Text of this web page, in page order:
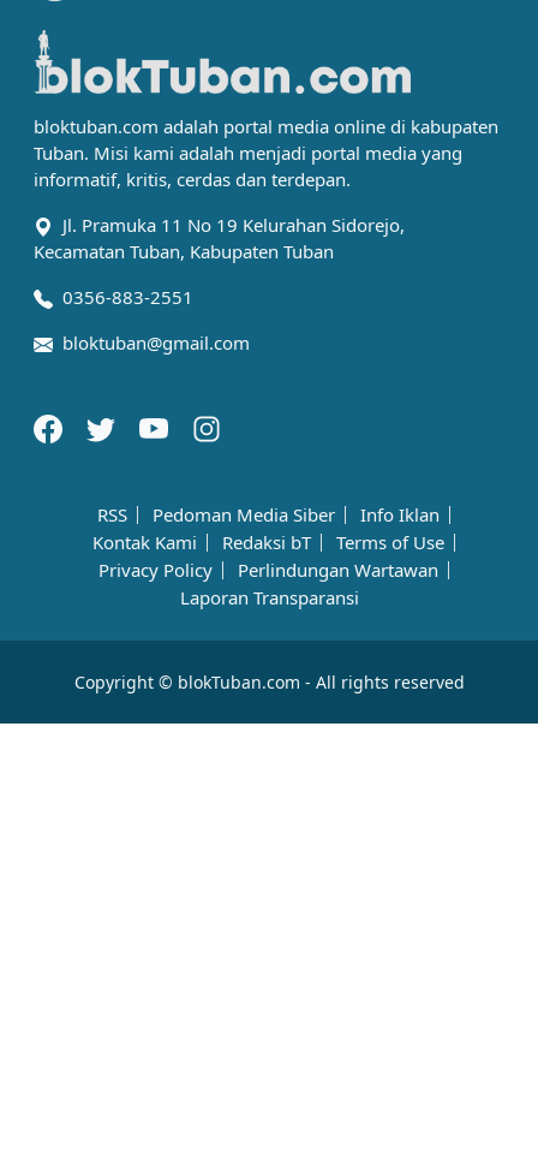
bloktuban.com adalah portal media online di kabupaten
Tuban. Misi kami adalah menjadi portal media yang
informatif, kritis, cerdas dan terdepan.
Jl. Pramuka 11 No 19 Kelurahan Sidorejo,
Kecamatan Tuban, Kabupaten Tuban
0356-883-2551
bloktuban@gmail.com
RSS Pedoman Media Siber
Info Iklan
Kontak Kami
Redaksi bT
Terms of Use
Privacy Policy
Perlindungan Wartawan
Laporan Transparansi
Copyright © blokTuban.com - All rights reserved